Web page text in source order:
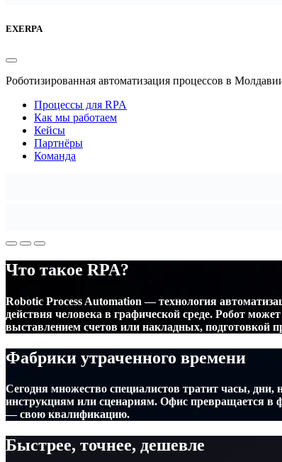
EXERPA
Роботизированная автоматизация процессов в
Процессы для RPA
Как мы работаем
Кейсы
Партнёры
Команда
Что такое RPA?
Robotic Process Automation — технология
действия человека в графической среде. Робот
выставлением счетов или накладных, подготовкой
Фабрики утраченного времени
Сегодня множество специалистов тратит часы,
инструкциям или сценариям. Офис превращается в
— свою квалификацию.
Быстрее, точнее, дешевле